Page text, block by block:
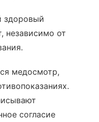
здоровый
независимо от
медосмотр,
согласие